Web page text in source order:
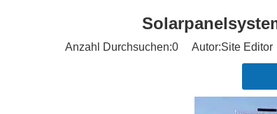
Anzahl Durchsuchen:0 Autor:Site